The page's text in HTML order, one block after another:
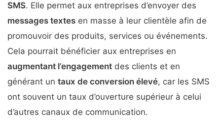
SMS. Elle permet aux entreprises d’envoyer des
messages textes en masse à leur clientèle afin de
promouvoir des produits, services ou événements.
Cela pourrait bénéficier aux entreprises en
augmentant l’engagement des clients et en
générant un taux de conversion élevé, car les SMS
ont souvent un taux d’ouverture supérieur à celui
d’autres canaux de communication.